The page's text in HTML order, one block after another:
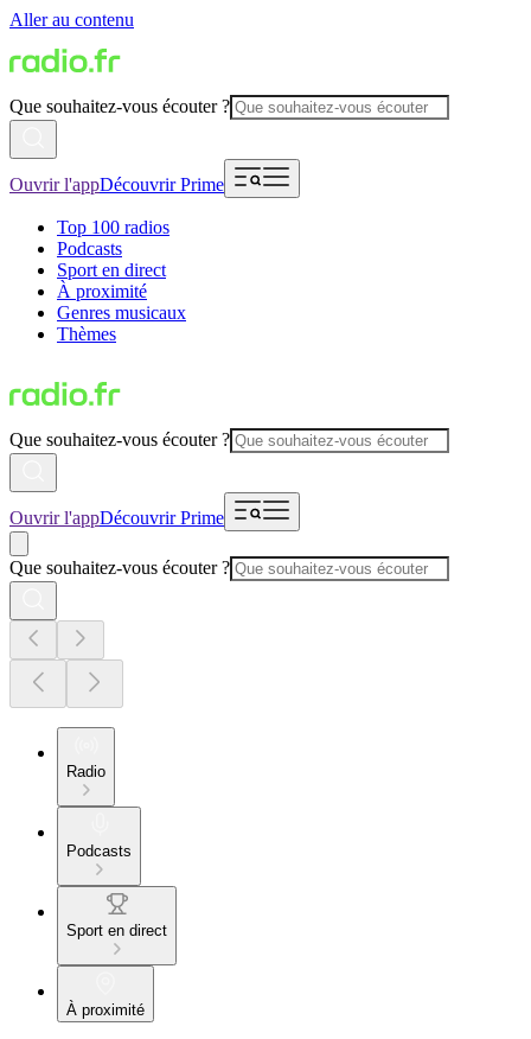
Aller au contenu
Que souhaitez-vous écouter ?
Ouvrir l'appDécouvrir Prime
Top 100 radios
Podcasts
Sport en direct
À proximité
Genres musicaux
Thèmes
Que souhaitez-vous écouter ?
Ouvrir l'appDécouvrir Prime
Que souhaitez-vous écouter ?
Radio
Podcasts
Sport en direct
À proximité